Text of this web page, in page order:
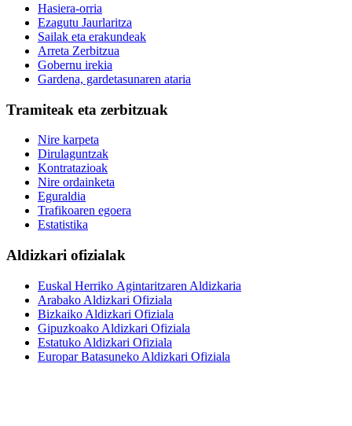
Hasiera-orria
Ezagutu Jaurlaritza
Sailak eta erakundeak
Arreta Zerbitzua
Gobernu irekia
Gardena, gardetasunaren ataria
Tramiteak eta zerbitzuak
Nire karpeta
Dirulaguntzak
Kontratazioak
Nire ordainketa
Eguraldia
Trafikoaren egoera
Estatistika
Aldizkari ofizialak
Euskal Herriko Agintaritzaren Aldizkaria
Arabako Aldizkari Ofiziala
Bizkaiko Aldizkari Ofiziala
Gipuzkoako Aldizkari Ofiziala
Estatuko Aldizkari Ofiziala
Europar Batasuneko Aldizkari Ofiziala